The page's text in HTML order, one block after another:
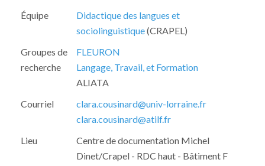
Équipe
Didactique des langues et
sociolinguistique(CRAPEL)
Groupes de
recherche
FLEURON
Langage, Travail, et Formation
ALIATA
Courriel
clara.cousinard@univ-lorraine.fr
clara.cousinard@atilf.fr
Lieu
Centre de documentation Michel
Dinet/Crapel - RDC haut - Bâtiment F